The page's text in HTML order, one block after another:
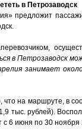
в Петрозаводск
предложит
в Петрозаводск
занимает
на маршруте, в
тыс. рублей).
с 6 июня по 30 ноября